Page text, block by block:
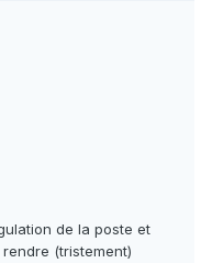
de la poste et
(tristement)